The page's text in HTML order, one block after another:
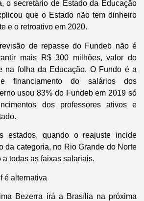
o secretário de Estado da Educação
que o Estado não tem dinheiro
e o retroativo em 2020.
de repasse do Fundeb não é
mais R$ 300 milhões, valor do
na folha da Educação. O Fundo é a
financiamento do salários dos
usou 83% do Fundeb em 2019 só
dos professores ativos e
estados, quando o reajuste incide
da categoria, no Rio Grande do Norte
todas as faixas salariais.
é alternativa
Bezerra irá a Brasília na próxima